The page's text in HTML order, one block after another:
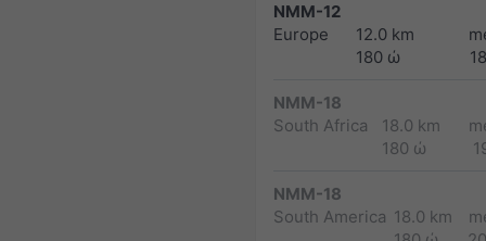
NMM-12
Europe
12.0 km
180 ώ
NMM-18
South Africa
18.0 km
180 ώ
NMM-18
South America 18.0 km